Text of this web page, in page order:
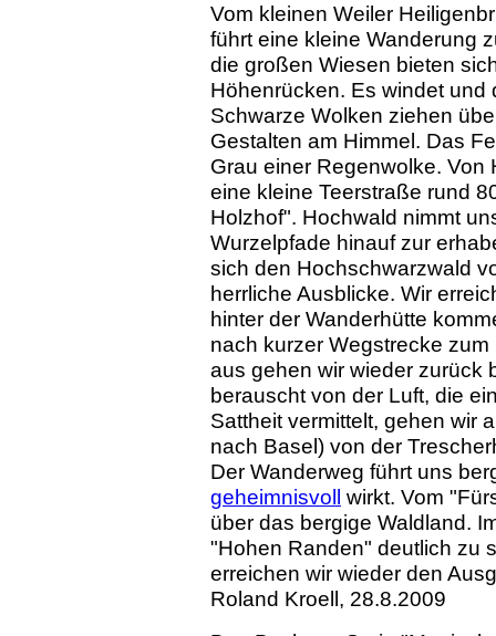
Vom kleinen Weiler
führt eine kleine Wanderung
die großen Wiesen bieten
Höhenrücken. Es windet und
Schwarze Wolken ziehen
Gestalten am Himmel. Das
Grau einer Regenwolke.
eine kleine Teerstraße rund
Holzhof". Hochwald nimmt
Wurzelpfade hinauf zur
sich den Hochschwarzwald
herrliche Ausblicke. Wir
hinter der Wanderhütte
nach kurzer Wegstrecke
aus gehen wir wieder zurück
berauscht von der Luft, die
Sattheit vermittelt, gehen wir
nach Basel) von der
Der Wanderweg führt uns
geheimnisvoll wirkt. Vom
über das bergige Waldland.
"Hohen Randen" deutlich zu
erreichen wir wieder den
Roland Kroell, 28.8.2009